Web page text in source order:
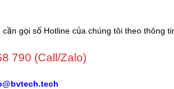
gọi số Hotline của chúng tôi theo thông
790 (Call/Zalo)